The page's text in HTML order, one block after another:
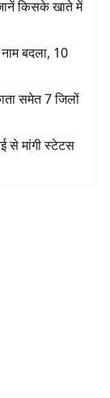
किसके खाते में
बदला, 10
समेत 7 जिलों
से मांगी स्टेटस